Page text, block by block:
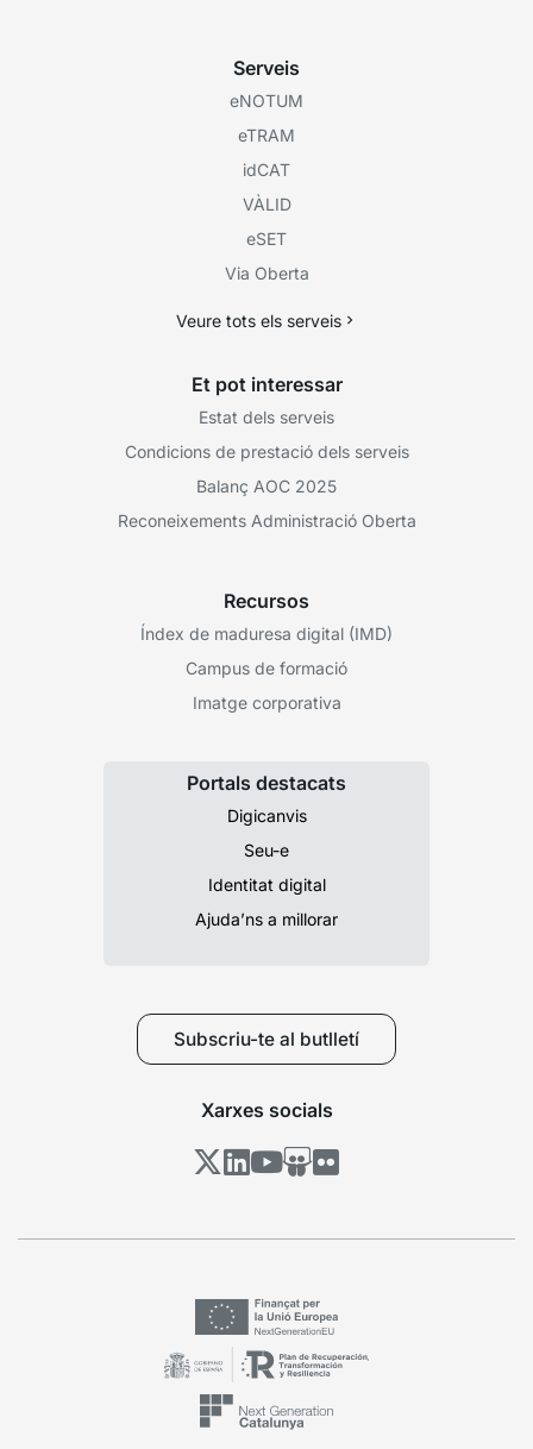
Serveis
eNOTUM
eTRAM
idCAT
VÀLID
eSET
Via Oberta
Veure tots els serveis
Et pot interessar
Estat dels serveis
Condicions de prestació dels serveis
Balanç AOC 2025
Reconeixements Administració Oberta
Recursos
Índex de maduresa digital (IMD)
Campus de formació
Imatge corporativa
Portals destacats
Digicanvis
Seu-e
Identitat digital
Ajuda’ns a millorar
Subscriu-te al butlletí
Xarxes socials